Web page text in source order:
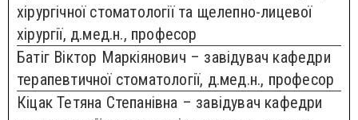
хірургічної стоматології та щелепно-лицевої
хірургії, д.мед.н., професор
Батіг Віктор Маркіянович – завідувач кафедри
терапевтичної стоматології, д.мед.н., професор
Кіцак Тетяна Степанівна – завідувач кафедри